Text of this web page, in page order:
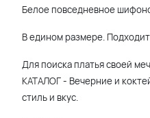
Белое повседневное
В едином размере.
Для поиска платья своей
КАТАЛОГ - Вечерние и
стиль и вкус.